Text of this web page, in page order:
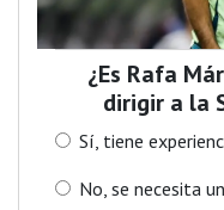
¿Es Rafa
dirigir a la
Sí, tiene
No, se necesita